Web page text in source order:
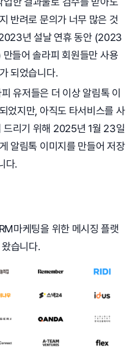
반려로 문의가 너무 많은 것
년 설날 연휴 동안 (2023
들어 솔라피 회원들만 사용
되었습니다.
유저들은 더 이상 알림톡 이
었지만, 아직도 타서비스를 사
드리기 위해 2025년 1월 23일
알림톡 이미지를 만들어 저장
다.
마케팅을 위한 메시징 플랫
습니다.